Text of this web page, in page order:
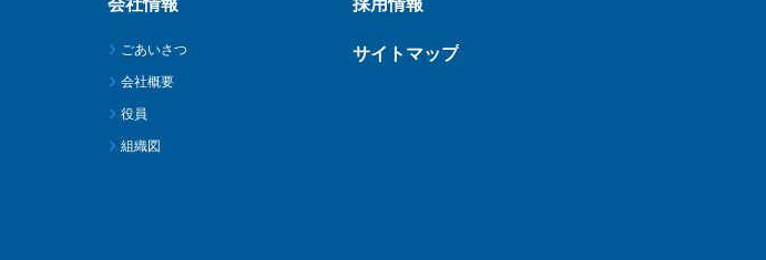
ごあいさつ
会社概要
役員
組織図
サイトマップ